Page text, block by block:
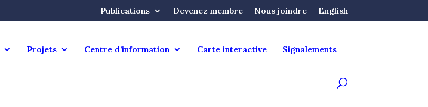
Publications Devenez membre Nous joindre English
Projets Centre d’information Carte interactive Signalements